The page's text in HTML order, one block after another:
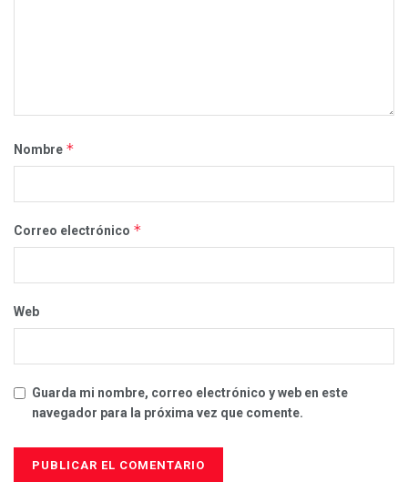
Nombre *
Correo electrónico *
Web
Guarda mi nombre, correo electrónico y web en este
navegador para la próxima vez que comente.